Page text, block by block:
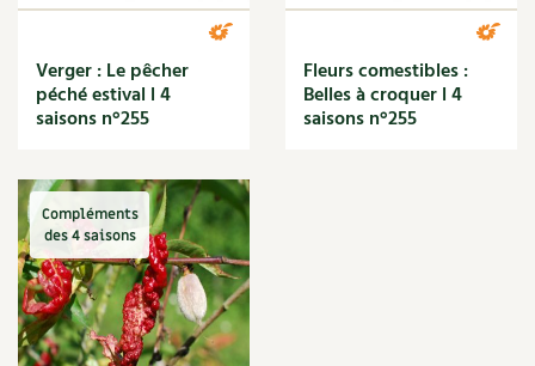
Tous au jardin ! avec Pascal
BD : La folle histoire des plantes
Verger : Le pêcher
péché estival l 4
saisons n°255
Fleurs comestibles :
Belles à croquer l 4
saisons n°255
Compléments
des 4 saisons